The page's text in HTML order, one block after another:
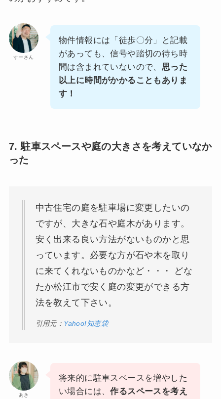
すーさん
物件情報には「徒歩〇分」と記載
があっても、信号や踏切の待ち時
間は含まれていないので、 思った
以上に時間がかかることもありま
す！
7. 駐車スペースや庭の大きさを考えていなか
った
中古住宅の庭を駐車場に変更したいの
ですが、大きな石や庭木があります。
安く出来る良い方法がないものかと思
っています。必要な方が石や木を取り
に来てくれないものかなど・・・ どな
たか松江市で安く庭の変更ができる方
法を教えて下さい。
引用元： Yahoo!知恵袋
あき
将来的に駐車スペースを増やした
い場合には、作るスペースを考え